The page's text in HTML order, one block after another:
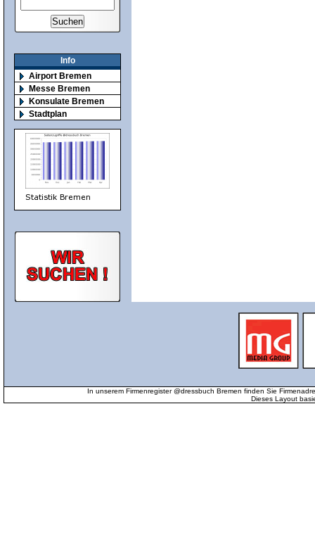
Info
Airport Bremen
Messe Bremen
Konsulate Bremen
Stadtplan
In unserem Firmenregister @dressbuch Bremen finden Sie
Dieses Layout